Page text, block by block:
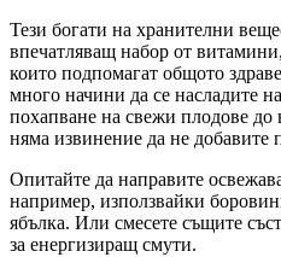
Тези богати на хранителни
впечатляващ набор от
които подпомагат общото
много начини да се насладите
похапване на свежи плодове
няма извинение да не добавите
Опитайте да направите
например, използвайки
ябълка. Или смесете същите
за енергизиращ смути.